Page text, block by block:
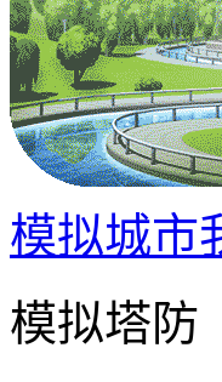
模拟城市
模拟塔防